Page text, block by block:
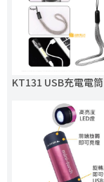
KT131 USB充電電筒